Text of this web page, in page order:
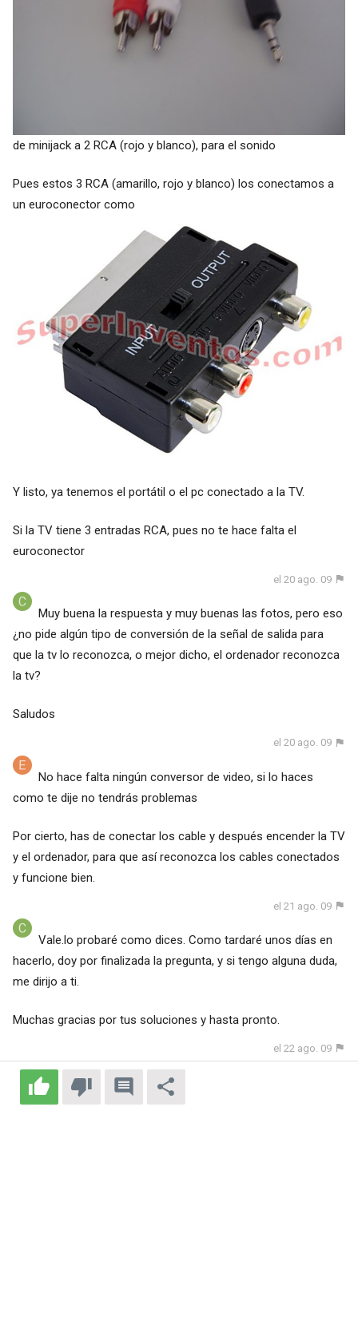
de minijack a 2 RCA (rojo y blanco), para el sonido
Pues estos 3 RCA (amarillo, rojo y blanco) los conectamos a
un euroconector como
Y listo, ya tenemos el portátil o el pc conectado a la TV.
Si la TV tiene 3 entradas RCA, pues no te hace falta el
euroconector
el 20 ago. 09
Muy buena la respuesta y muy buenas las fotos, pero eso
¿no pide algún tipo de conversión de la señal de salida para
que la tv lo reconozca, o mejor dicho, el ordenador reconozca
la tv?
Saludos
el 20 ago. 09
No hace falta ningún conversor de video, si lo haces
como te dije no tendrás problemas
Por cierto, has de conectar los cable y después encender la TV
y el ordenador, para que así reconozca los cables conectados
y funcione bien.
el 21 ago. 09
Vale.lo probaré como dices. Como tardaré unos días en
hacerlo, doy por finalizada la pregunta, y si tengo alguna duda,
me dirijo a ti.
Muchas gracias por tus soluciones y hasta pronto.
el 22 ago. 09